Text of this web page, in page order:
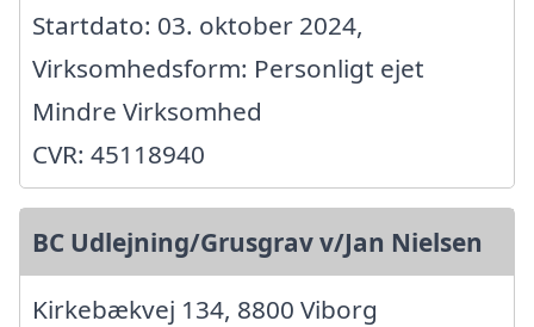
Startdato: 03. oktober 2024,
Virksomhedsform: Personligt ejet
Mindre Virksomhed
CVR: 45118940
BC Udlejning/Grusgrav v/Jan Nielsen
Kirkebækvej 134, 8800 Viborg